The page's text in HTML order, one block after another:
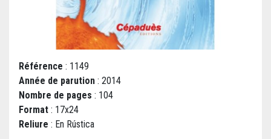
Référence : 1149
Année de parution : 2014
Nombre de pages : 104
Format : 17x24
Reliure : En Rústica